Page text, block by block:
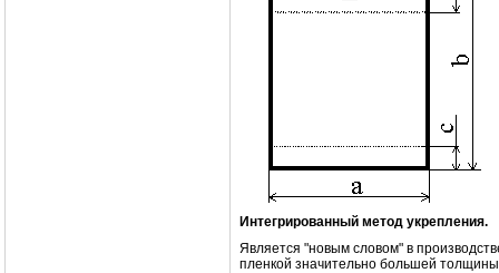
Интегрированный метод укрепления.
Является "новым словом" в
пленкой значительно большей